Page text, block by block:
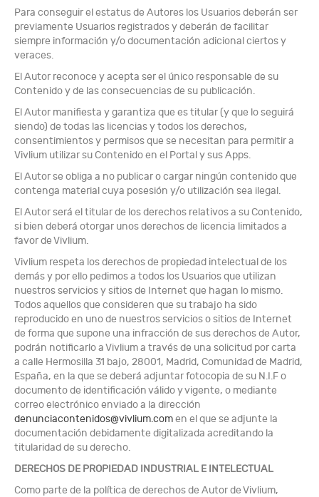
Para conseguir el estatus de Autores los Usuarios deberán ser
previamente Usuarios registrados y deberán de facilitar
siempre información y/o documentación adicional ciertos y
veraces.
El Autor reconoce y acepta ser el único responsable de su
Contenido y de las consecuencias de su publicación.
El Autor manifiesta y garantiza que es titular (y que lo seguirá
siendo) de todas las licencias y todos los derechos,
consentimientos y permisos que se necesitan para permitir a
Vivlium utilizar su Contenido en el Portal y sus Apps.
El Autor se obliga a no publicar o cargar ningún contenido que
contenga material cuya posesión y/o utilización sea ilegal.
El Autor será el titular de los derechos relativos a su Contenido,
si bien deberá otorgar unos derechos de licencia limitados a
favor de Vivlium.
Vivlium respeta los derechos de propiedad intelectual de los
demás y por ello pedimos a todos los Usuarios que utilizan
nuestros servicios y sitios de Internet que hagan lo mismo.
Todos aquellos que consideren que su trabajo ha sido
reproducido en uno de nuestros servicios o sitios de Internet
de forma que supone una infracción de sus derechos de Autor,
podrán notificarlo a Vivlium a través de una solicitud por carta
a calle Hermosilla 31 bajo, 28001, Madrid, Comunidad de Madrid,
España, en la que se deberá adjuntar fotocopia de su N.I.F o
documento de identificación válido y vigente, o mediante
correo electrónico enviado a la dirección
denunciacontenidos@vivlium.comen el que se adjunte la
documentación debidamente digitalizada acreditando la
titularidad de su derecho.
DERECHOS DE PROPIEDAD INDUSTRIAL E INTELECTUAL
Como parte de la política de derechos de Autor de Vivlium,